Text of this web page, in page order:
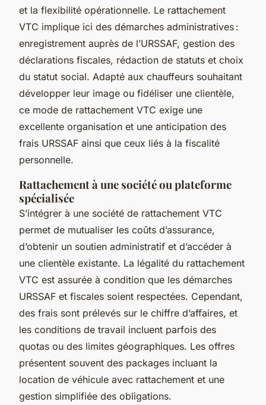
et la flexibilité opérationnelle. Le rattachement
VTC implique ici des démarches administratives :
enregistrement auprès de l’URSSAF, gestion des
déclarations fiscales, rédaction de statuts et choix
du statut social. Adapté aux chauffeurs souhaitant
développer leur image ou fidéliser une clientèle,
ce mode de rattachement VTC exige une
excellente organisation et une anticipation des
frais URSSAF ainsi que ceux liés à la fiscalité
personnelle.
Rattachement à une société ou plateforme
spécialisée
S’intégrer à une société de rattachement VTC
permet de mutualiser les coûts d’assurance,
d’obtenir un soutien administratif et d’accéder à
une clientèle existante. La légalité du rattachement
VTC est assurée à condition que les démarches
URSSAF et fiscales soient respectées. Cependant,
des frais sont prélevés sur le chiffre d’affaires, et
les conditions de travail incluent parfois des
quotas ou des limites géographiques. Les offres
présentent souvent des packages incluant la
location de véhicule avec rattachement et une
gestion simplifiée des obligations.